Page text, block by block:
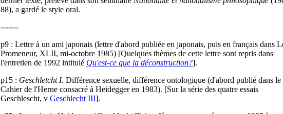
88), a gardé le style oral.
-------
p9 : Lettre à un ami japonais (lettre d'abord publiée en japonais, puis en français dans
Promeneur, XLII, mi-octobre 1985) [Quelques thèmes de cette lettre sont repris dans
l'entretien de 1992 intitulé Qu'est-ce que la déconstruction?].
p15 : Geschletcht I. Différence sexuelle, différence ontologique (d'abord publié dans le
Cahier de l'Herne consacré à Heidegger en 1983). [Sur la série des quatre essais
Geschlescht, v Geschlecht III].